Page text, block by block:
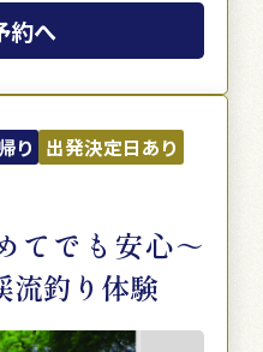
約へ
り 出発決定日あり
てでも安心～
流釣り体験